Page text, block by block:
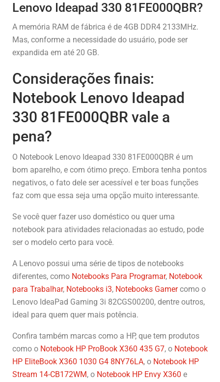
Lenovo Ideapad 330 81FE000QBR?
A memória RAM de fábrica é de 4GB DDR4 2133MHz.
Mas, conforme a necessidade do usuário, pode ser
expandida em até 20 GB.
Considerações finais:
Notebook Lenovo Ideapad
330 81FE000QBR vale a
pena?
O Notebook Lenovo Ideapad 330 81FE000QBR é um
bom aparelho, e com ótimo preço. Embora tenha pontos
negativos, o fato dele ser acessível e ter boas funções
faz com que essa seja uma opção muito interessante.
Se você quer fazer uso doméstico ou quer uma
notebook para atividades relacionadas ao estudo, pode
ser o modelo certo para você.
A Lenovo possui uma série de tipos de notebooks
diferentes, como Notebooks Para Programar, Notebook
para Trabalhar, Notebooks i3, Notebooks Gamercomo o
Lenovo IdeaPad Gaming 3i 82CGS00200, dentre outros,
ideal para quem quer mais potência.
Confira também marcas como a HP, que tem produtos
como o Notebook HP ProBook X360 435 G7, o Notebook
HP EliteBook X360 1030 G4 8NY76LA, o Notebook HP
Stream 14-CB172WM, o Notebook HP Envy X360 e